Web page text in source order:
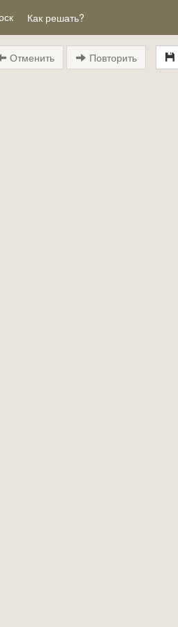
Как решать?
Отменить Повторить